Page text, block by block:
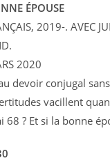
ÉPOUSE
2019-. AVEC
2020
devoir conjugal
vacillent
? Et si la bonne